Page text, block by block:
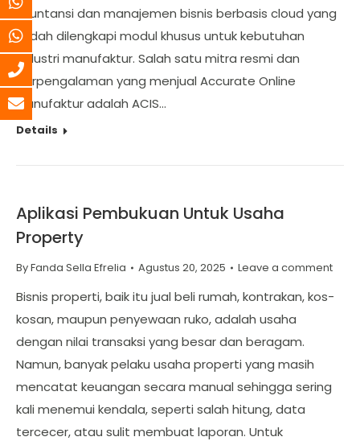
akuntansi dan manajemen bisnis berbasis cloud yang
sudah dilengkapi modul khusus untuk kebutuhan
industri manufaktur. Salah satu mitra resmi dan
berpengalaman yang menjual Accurate Online
Manufaktur adalah ACIS…
Details
Aplikasi Pembukuan Untuk Usaha
Property
ByFanda Sella Efrelia Agustus 20, 2025 Leave a comment
Bisnis properti, baik itu jual beli rumah, kontrakan, kos-
kosan, maupun penyewaan ruko, adalah usaha
dengan nilai transaksi yang besar dan beragam.
Namun, banyak pelaku usaha properti yang masih
mencatat keuangan secara manual sehingga sering
kali menemui kendala, seperti salah hitung, data
tercecer, atau sulit membuat laporan. Untuk